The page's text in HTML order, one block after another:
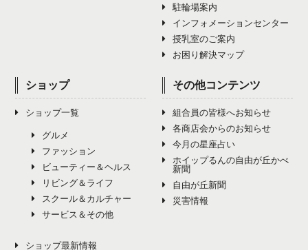
駐輪場案内
インフォメーションセンター
授乳室のご案内
お困り解決マップ
ショップ
ショップ一覧
グルメ
ファッション
ビューティー＆ヘルス
リビング＆ライフ
スクール＆カルチャー
サービス＆その他
ショップ最新情報
その他コンテンツ
組合員の皆様へお知らせ
各商店会からのお知らせ
今月の星座占い
ホイップるんの自由が丘かべ
新聞
自由が丘新聞
災害情報